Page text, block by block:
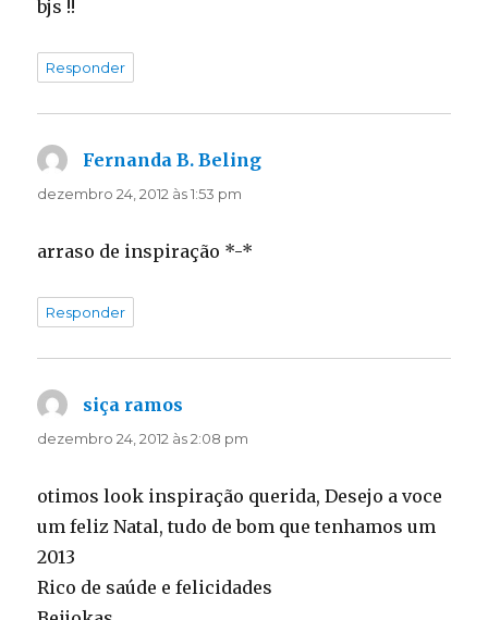
bjs !!
Responder
Fernanda B. Beling
dezembro 24, 2012 às 1:53 pm
arraso de inspiração *-*
Responder
siça ramos
dezembro 24, 2012 às 2:08 pm
otimos look inspiração querida, Desejo a voce
um feliz Natal, tudo de bom que tenhamos um
2013
Rico de saúde e felicidades